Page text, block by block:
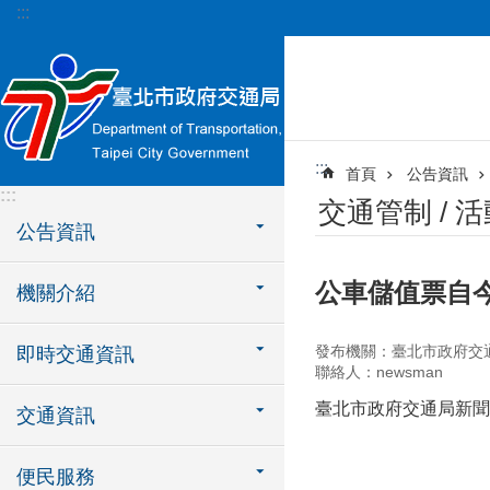
跳到主要內容區塊
:::
:::
公告資訊
機關介紹
即時交通資訊
交通資訊
便民服務
::: 首頁 公告資訊
交通管制 /
公車儲值票自
發布機關：臺北市政府交
聯絡人：newsman
臺北市政府交通局新